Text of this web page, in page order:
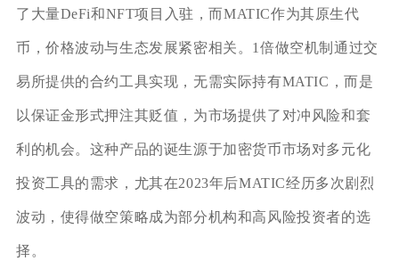
了大量DeFi和NFT项目入驻，而MATIC作为其原生代
币，价格波动与生态发展紧密相关。1倍做空机制通过交
易所提供的合约工具实现，无需实际持有MATIC，而是
以保证金形式押注其贬值，为市场提供了对冲风险和套
利的机会。这种产品的诞生源于加密货币市场对多元化
投资工具的需求，尤其在2023年后MATIC经历多次剧烈
波动，使得做空策略成为部分机构和高风险投资者的选
择。